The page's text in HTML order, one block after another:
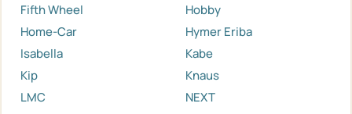
Fifth Wheel
Hobby
Home-Car
Hymer Eriba
Isabella
Kabe
Kip
Knaus
LMC
NEXT